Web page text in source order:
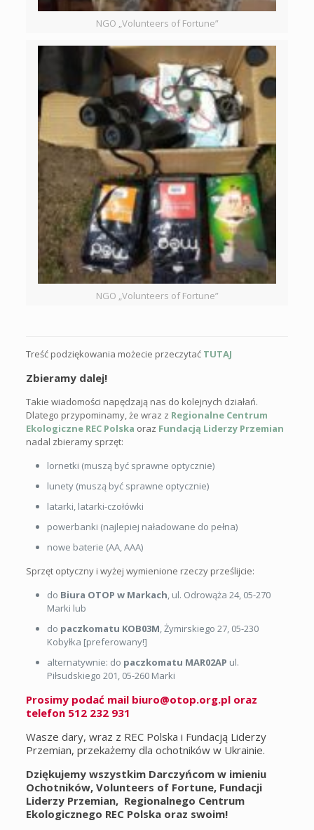
NGO „Volunteers of Fortune”
NGO „Volunteers of Fortune”
Treść podziękowania możecie przeczytać TUTAJ
Zbieramy dalej!
Takie wiadomości napędzają nas do kolejnych działań.
Dlatego przypominamy, że wraz z Regionalne Centrum
Ekologiczne REC Polska oraz Fundacją Liderzy Przemian
nadal zbieramy sprzęt:
lornetki (muszą być sprawne optycznie)
lunety (muszą być sprawne optycznie)
latarki, latarki-czołówki
powerbanki (najlepiej naładowane do pełna)
nowe baterie (AA, AAA)
Sprzęt optyczny i wyżej wymienione rzeczy prześlijcie:
do Biura OTOP w Markach, ul. Odrowąża 24, 05-270
Marki lub
do paczkomatu KOB03M, Żymirskiego 27, 05-230
Kobyłka [preferowany!]
alternatywnie: do paczkomatu MAR02AP ul.
Piłsudskiego 201, 05-260 Marki
Prosimy podać mail biuro@otop.org.pl oraz
telefon 512 232 931
Wasze dary, wraz z REC Polska i Fundacją Liderzy
Przemian, przekażemy dla ochotników w Ukrainie.
Dziękujemy wszystkim Darczyńcom w imieniu
Ochotników, Volunteers of Fortune, Fundacji
Liderzy Przemian, Regionalnego Centrum
Ekologicznego REC Polska oraz swoim!